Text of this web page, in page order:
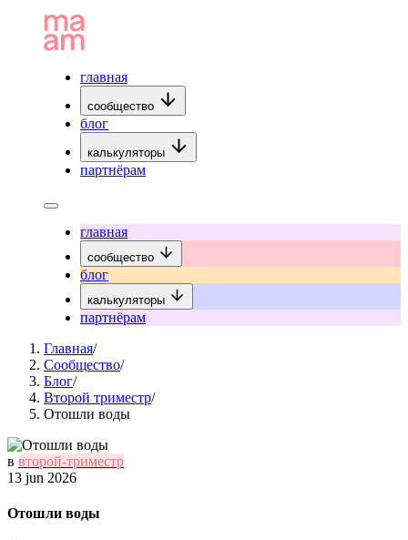
главная
сообщество
блог
калькуляторы
партнёрам
главная
сообщество
блог
калькуляторы
партнёрам
Главная/
Сообщество/
Блог/
Второй триместр/
Отошли воды
в второй-триместр
13 jun 2026
Отошли воды